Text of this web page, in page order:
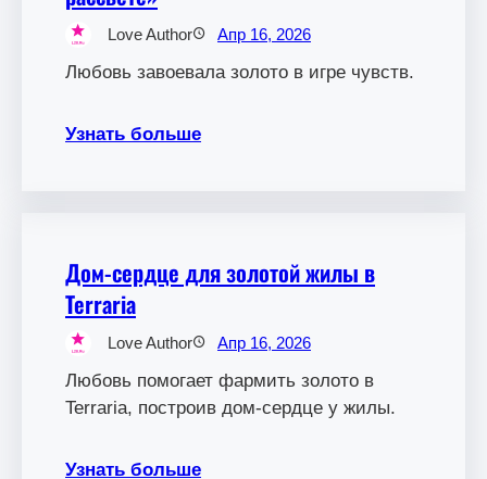
Love Author Апр 16, 2026
Любовь завоевала золото в игре чувств.
Узнать больше
Дом-сердце для золотой жилы в
Terraria
Love Author Апр 16, 2026
Любовь помогает фармить золото в
Terraria, построив дом-сердце у жилы.
Узнать больше